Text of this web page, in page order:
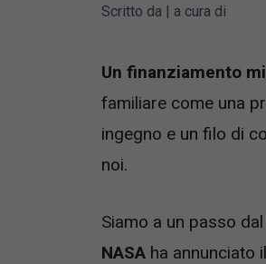
Scritto da | a cura di
Un finanziamento
familiare come una
ingegno e un filo di
noi.
Siamo a un passo
NASA ha annunciato